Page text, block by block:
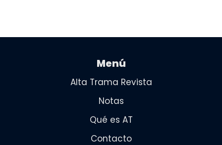
Menú
Alta Trama Revista
Notas
Qué es AT
Contacto